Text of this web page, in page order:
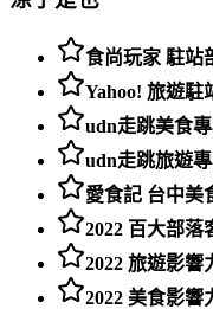
食尚玩家 駐站
Yahoo! 旅遊駐
udn走跳美食
udn走跳旅遊
愛食記 台中美
2022 百大部落
2022 旅遊影響
2022 美食影響